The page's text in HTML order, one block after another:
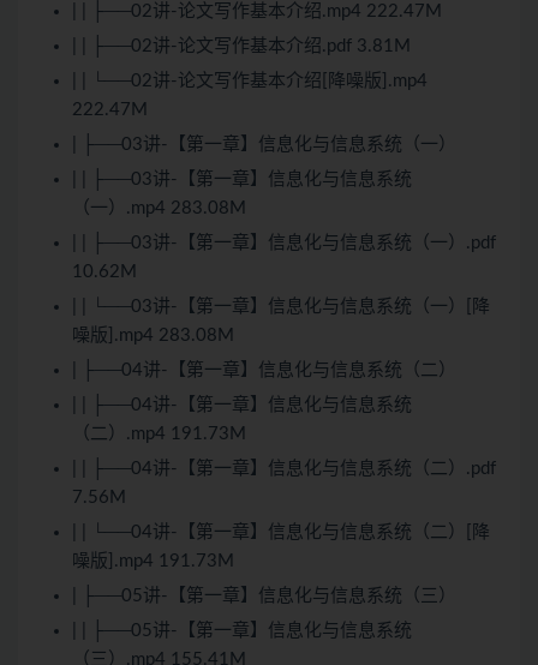
| | ├──02讲-论文写作基本介绍.mp4 222.47M
| | ├──02讲-论文写作基本介绍.pdf 3.81M
| | └──02讲-论文写作基本介绍[降噪版].mp4
222.47M
| ├──03讲-【第一章】信息化与信息系统（一）
| | ├──03讲-【第一章】信息化与信息系统
（一）.mp4 283.08M
| | ├──03讲-【第一章】信息化与信息系统（一）.pdf
10.62M
| | └──03讲-【第一章】信息化与信息系统（一）[降
噪版].mp4 283.08M
| ├──04讲-【第一章】信息化与信息系统（二）
| | ├──04讲-【第一章】信息化与信息系统
（二）.mp4 191.73M
| | ├──04讲-【第一章】信息化与信息系统（二）.pdf
7.56M
| | └──04讲-【第一章】信息化与信息系统（二）[降
噪版].mp4 191.73M
| ├──05讲-【第一章】信息化与信息系统（三）
| | ├──05讲-【第一章】信息化与信息系统
（三）.mp4 155.41M